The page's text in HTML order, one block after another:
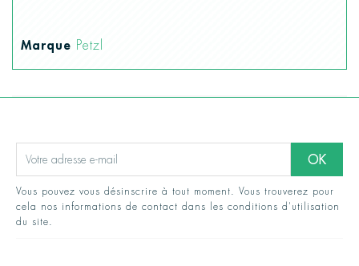
Marque Petzl
Vous pouvez vous désinscrire à tout moment. Vous trouverez pour
cela nos informations de contact dans les conditions d'utilisation
du site.